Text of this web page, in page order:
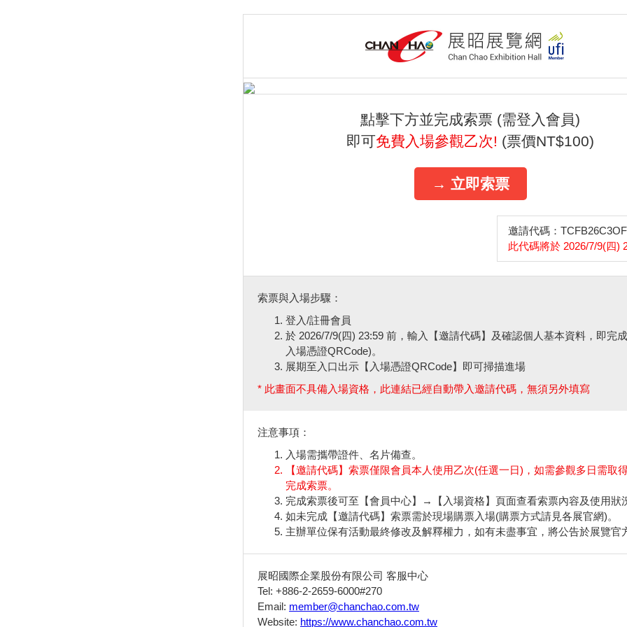
點擊下方並完成索票 (需登入會員)
即可免費入場參觀乙次! (票價NT$100)
→ 立即索票
邀請代碼：
此代碼將於 2026/7/9(四)
索票與入場步驟：
登入/註冊會員
於 2026/7/9(四) 23:59 前，輸入【邀請代碼】及確認個人基本資料，即完
入場憑證QRCode)。
展期至入口出示【入場憑證QRCode】即可掃描進場
* 此畫面不具備入場資格，此連結已經自動帶入邀請代碼，無須另外填寫
注意事項：
入場需攜帶證件、名片備查。
【邀請代碼】索票僅限會員本人使用乙次(任選一日)，如需參觀多日需取
完成索票。
完成索票後可至【會員中心】→【入場資格】頁面查看索票內容及使用狀
如未完成【邀請代碼】索票需於現場購票入場(購票方式請見各展官網)。
主辦單位保有活動最終修改及解釋權力，如有未盡事宜，將公告於展覽官
展昭國際企業股份有限公司 客服中心
Tel: +886-2-2659-6000#270
Email: member@chanchao.com.tw
Website: https://www.chanchao.com.tw